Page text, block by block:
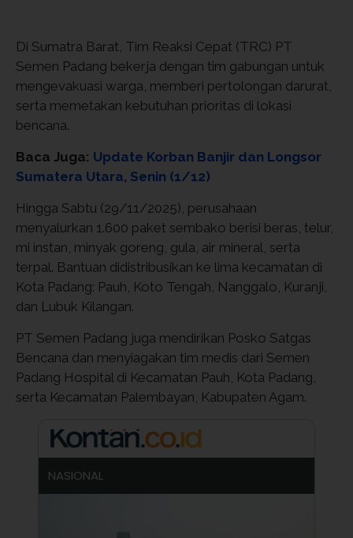
Di Sumatra Barat, Tim Reaksi Cepat (TRC) PT
Semen Padang bekerja dengan tim gabungan untuk
mengevakuasi warga, memberi pertolongan darurat,
serta memetakan kebutuhan prioritas di lokasi
bencana.
Baca Juga: Update Korban Banjir dan Longsor
Sumatera Utara, Senin (1/12)
Hingga Sabtu (29/11/2025), perusahaan
menyalurkan 1.600 paket sembako berisi beras, telur,
mi instan, minyak goreng, gula, air mineral, serta
terpal. Bantuan didistribusikan ke lima kecamatan di
Kota Padang: Pauh, Koto Tengah, Nanggalo, Kuranji,
dan Lubuk Kilangan.
PT Semen Padang juga mendirikan Posko Satgas
Bencana dan menyiagakan tim medis dari Semen
Padang Hospital di Kecamatan Pauh, Kota Padang,
serta Kecamatan Palembayan, Kabupaten Agam.
NASIONAL